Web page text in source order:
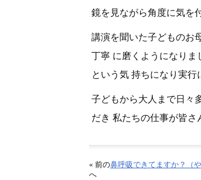
鏡を見ながら角度に気を
講演を聞いた子どものお
丁寧 に磨くようになり
という気 持ちになり実行
子どもから大人まで日々
だき 私たちの仕事が皆さ
« 前の鼻呼吸できてますか？（
へ